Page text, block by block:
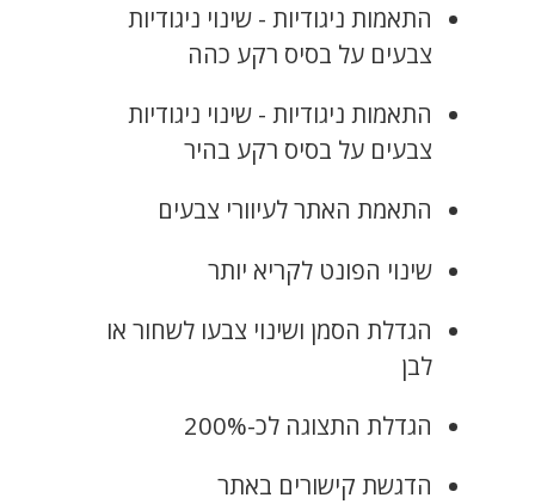
התאמות ניגודיות - שינוי ניגודיות
צבעים על בסיס רקע כהה
התאמות ניגודיות - שינוי ניגודיות
צבעים על בסיס רקע בהיר
התאמת האתר לעיוורי צבעים
שינוי הפונט לקריא יותר
הגדלת הסמן ושינוי צבעו לשחור או
לבן
הגדלת התצוגה לכ-200%
הדגשת קישורים באתר